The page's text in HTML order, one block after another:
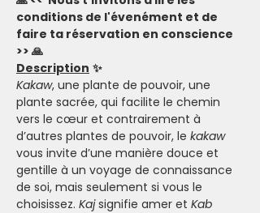
conditions de l'évenément et de
faire ta réservation en conscience
>> 🙏
Description ✨
Kakaw, une plante de pouvoir, une
plante sacrée, qui facilite le chemin
vers le cœur et contrairement à
d’autres plantes de pouvoir, le kakaw
vous invite d’une manière douce et
gentille à un voyage de connaissance
de soi, mais seulement si vous le
choisissez. Kaj signifie amer et Kab